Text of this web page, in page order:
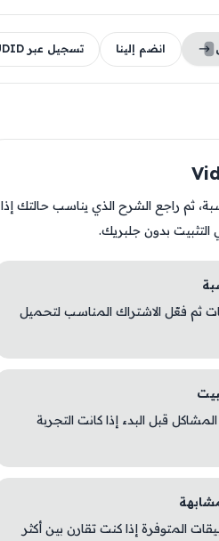
انضم إلينا تسجيل عبر UDID
ثم راجع الشرح الذي يناسب حالتك إذا
بدون جلبريك.
ثم فعّل الاشتراك المناسب لتحميل
قبل البدء إذا كانت التجربة
المتوفرة إذا كنت تقارن بين أكثر